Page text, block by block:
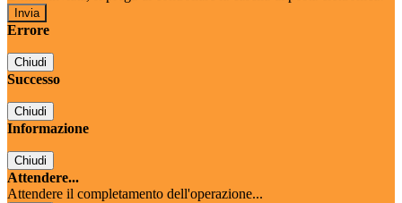
Errore
Chiudi
Successo
Chiudi
Informazione
Chiudi
Attendere...
Attendere il completamento dell'operazione...